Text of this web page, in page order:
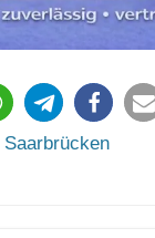
Saarbrücken